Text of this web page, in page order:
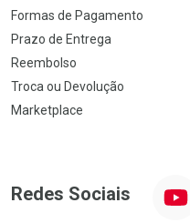
Formas de Pagamento
Prazo de Entrega
Reembolso
Troca ou Devolução
Marketplace
Redes Sociais